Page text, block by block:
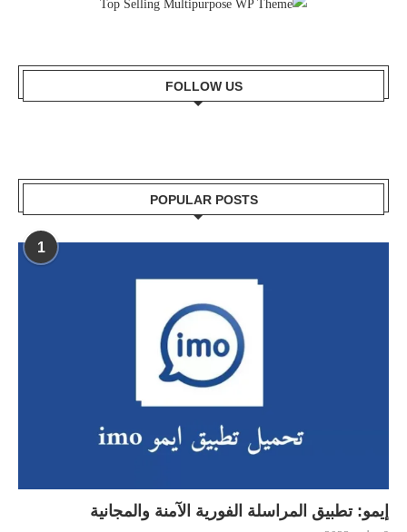
FOLLOW US
POPULAR POSTS
1
إيمو: تطبيق المراسلة الفورية الآمنة والمجانية